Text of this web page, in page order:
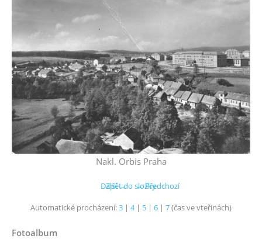
Nakl. Orbis Praha
← Předchozí
Další →
Zpět do složky
Automatické procházení:3 | 4| 5 | 6 | 7(čas ve vteřinách)
Fotoalbum